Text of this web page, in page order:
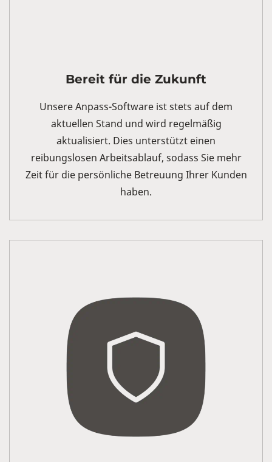
Bereit für die Zukunft
Unsere Anpass-Software ist stets auf dem
aktuellen Stand und wird regelmäßig
aktualisiert. Dies unterstützt einen
reibungslosen Arbeitsablauf, sodass Sie mehr
Zeit für die persönliche Betreuung Ihrer Kunden
haben.